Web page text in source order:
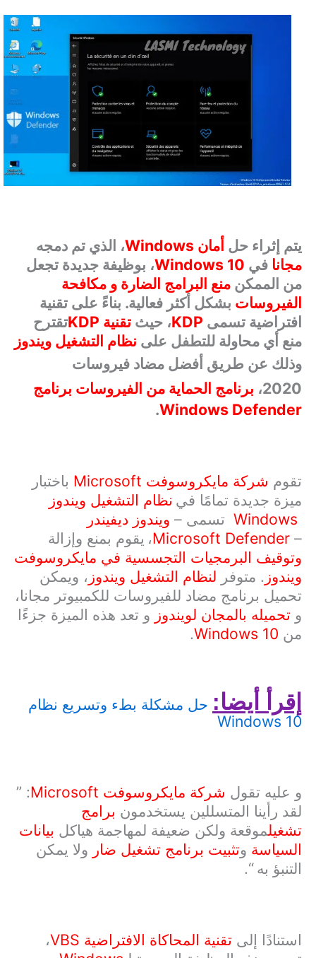
يتم إثراء حلأمانWindows، الذي تم دمجه
مجانافيWindows 10، بوظيفة جديدة تجعل
من الممكنمنع البرامج الضارةو مكافحة
الفيروساتبشكل أكثر فعالية. بناءً على تقنية
افتراضية تسمىKDP، حيثتقنيةKDPتقترح
منع أي محاولة للتطفل علىنظام التشغيل ويندوز
وذلك عن طريقأفضل مضاد فيروسات
2020، برنامج الحماية من الفيروسات برنامج
Windows Defender
.
تقومشركة مايكروسوفتMicrosoft باختبار
ميزة جديدة تمامًا في نظام التشغيل ويندوز
Windows
تسمى –ويندوز ديفيندر
–
Microsoft Defender،يقوم بمنع وإزالة
وتوقيف البرمجيات التجسسية في مايكروسوفت
ويندوز. متوفر لنظام التشغيل ويندوز، ويمكن
تحميل برنامج مضاد للفيروسات للكمبيوتر مجانا،
وتحميله بالمجان لويندوز و تعد هذه الميزة جزءًا
منWindows 10
.
إقرأ أيضا: حل مشكلة بطء وتسريع نظام
Windows 10
و عليه تقولشركة مايكروسوفتMicrosoft
: ”
لقد رأينا المتسللين يستخدمونبرامج
تشغيلموقعة ولكن ضعيفة لمهاجمة هياكلبيانات
السياسةو تثبيت برنامج تشغيل ضار ولا يمكن
التنبؤ به “.
استنادًا إلىتقنية المحاكاة الافتراضيةVBS،